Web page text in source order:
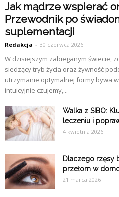
Jak mądrze wspierać
Przewodnik po
suplementacji
Redakcja - 30 czerwca 2026
W dzisiejszym zabieganym świecie,
siedzący tryb życia oraz żywność
utrzymanie optymalnej formy bywa
intuicyjnie czujemy,...
Walka z SIBO:
leczeniu i
4 kwietnia 2026
Dlaczego rzęsy
przełom w
21 marca 2026